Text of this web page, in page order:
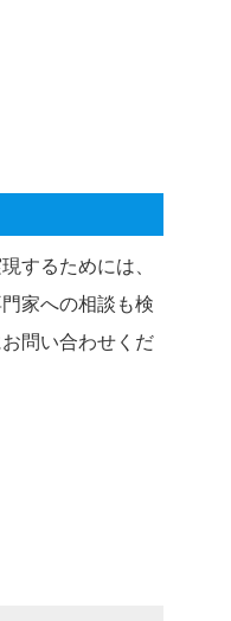
するためには、
家への相談も検
問い合わせくだ